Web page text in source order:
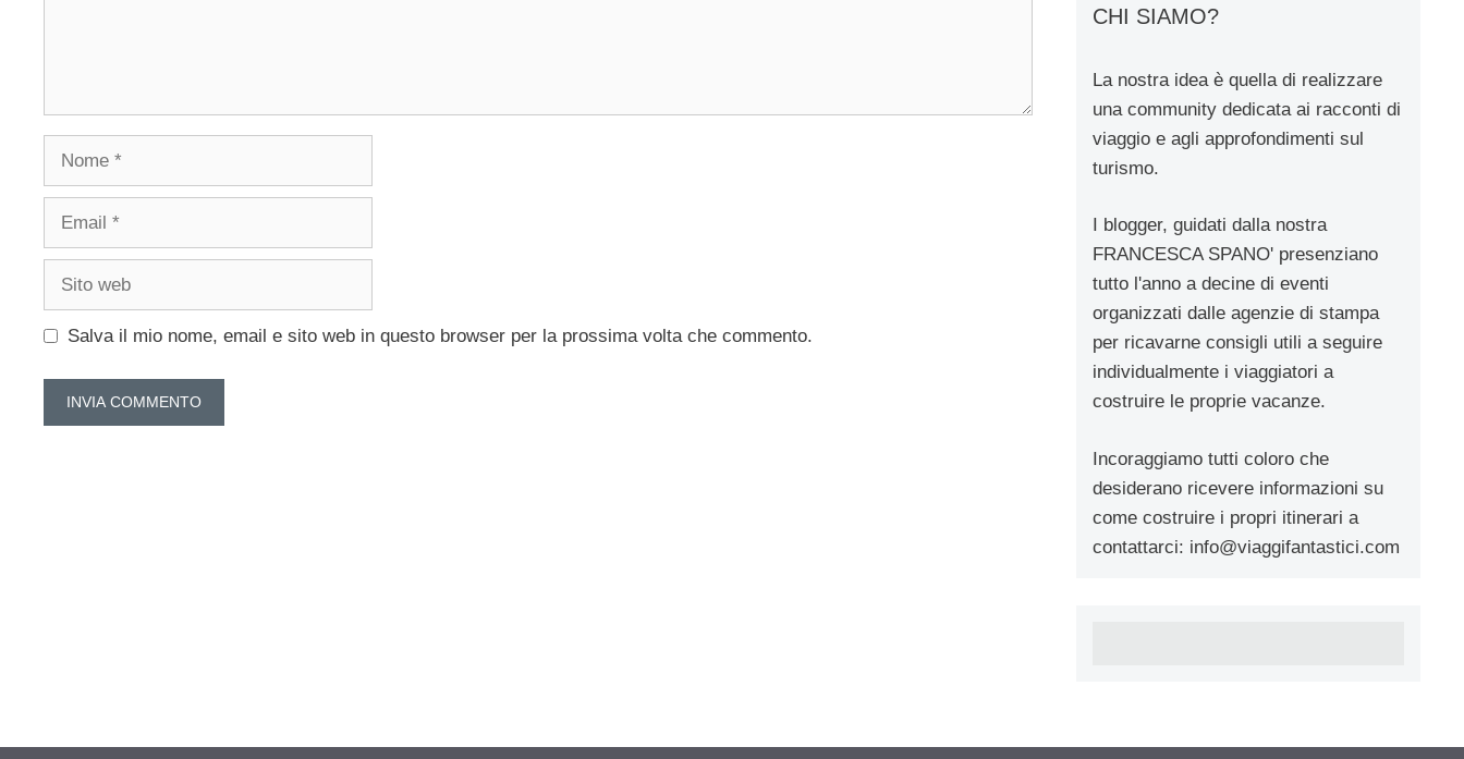
Nome
Email
Sito
Salva il mio nome, email e sito web in questo browser per la prossima volta che commento.
CHI SIAMO?
La nostra idea è quella di realizzare
una community dedicata ai racconti di
viaggio e agli approfondimenti sul
turismo.
I blogger, guidati dalla nostra
FRANCESCA SPANO' presenziano
tutto l'anno a decine di eventi
organizzati dalle agenzie di stampa
per ricavarne consigli utili a seguire
individualmente i viaggiatori a
costruire le proprie vacanze.
Incoraggiamo tutti coloro che
desiderano ricevere informazioni su
come costruire i propri itinerari a
contattarci: info@viaggifantastici.com